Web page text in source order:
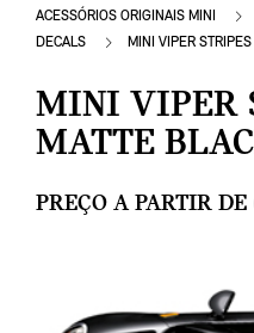
ACESSÓRIOS ORIGINAIS MINI
DECALS
MINI VIPER
MINI VIPER
MATTE
PREÇO A PARTIR DE